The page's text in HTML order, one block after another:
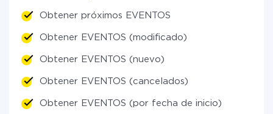
Obtener próximos EVENTOS
Obtener EVENTOS (modificado)
Obtener EVENTOS (nuevo)
Obtener EVENTOS (cancelados)
Obtener EVENTOS (por fecha de inicio)